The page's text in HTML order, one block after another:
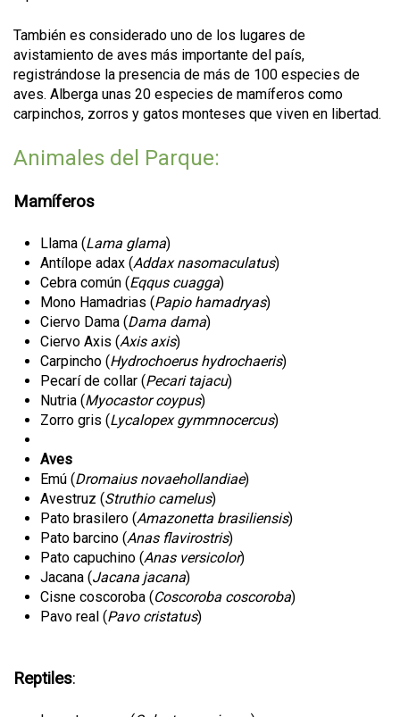
También es considerado uno de los lugares de
avistamiento de aves más importante del país,
registrándose la presencia de más de 100 especies de
aves. Alberga unas 20 especies de mamíferos como
carpinchos, zorros y gatos monteses que viven en libertad.
Animales del Parque:
Mamíferos
Llama (Lama glama)
Antílope adax (Addax nasomaculatus)
Cebra común (Eqqus cuagga)
Mono Hamadrias (Papio hamadryas)
Ciervo Dama (Dama dama)
Ciervo Axis (Axis axis)
Carpincho (Hydrochoerus hydrochaeris)
Pecarí de collar (Pecari tajacu)
Nutria (Myocastor coypus)
Zorro gris (Lycalopex gymmnocercus)
Aves
Emú (Dromaius novaehollandiae)
Avestruz (Struthio camelus)
Pato brasilero (Amazonetta brasiliensis)
Pato barcino (Anas flavirostris)
Pato capuchino (Anas versicolor)
Jacana (Jacana jacana)
Cisne coscoroba (Coscoroba coscoroba)
Pavo real (Pavo cristatus)
Reptiles: